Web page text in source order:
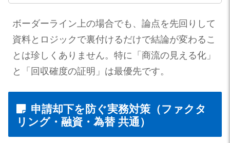
ボーダーライン上の場合でも、論点を先回りして
資料とロジックで裏付けるだけで結論が変わるこ
とは珍しくありません。特に「商流の見える化」
と「回収確度の証明」は最優先です。
申請却下を防ぐ実務対策（ファクタ
リング・融資・為替 共通）